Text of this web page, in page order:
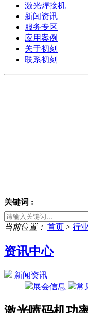
激光焊接机
新闻资讯
服务专区
应用案例
关于初刻
联系初刻
关键词 :
当前位置： 首页 > 行
资讯中心
新闻资讯
展会信息
常